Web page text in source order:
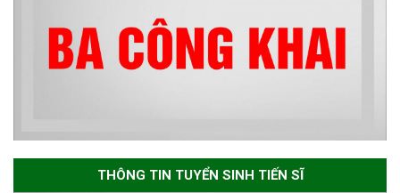
ban chuyên môn đánh giá hồ
sơ chuyên môn cho các thí sinh
dự tuyển nghiên cứu sinh đợt 1
Thông báo danh sách thí sinh
đủ điều kiện dự tuyển Chương
trình đào tạo tiến sĩ chuyên
THÔNG TIN TUYỂN SINH TIẾN SĨ